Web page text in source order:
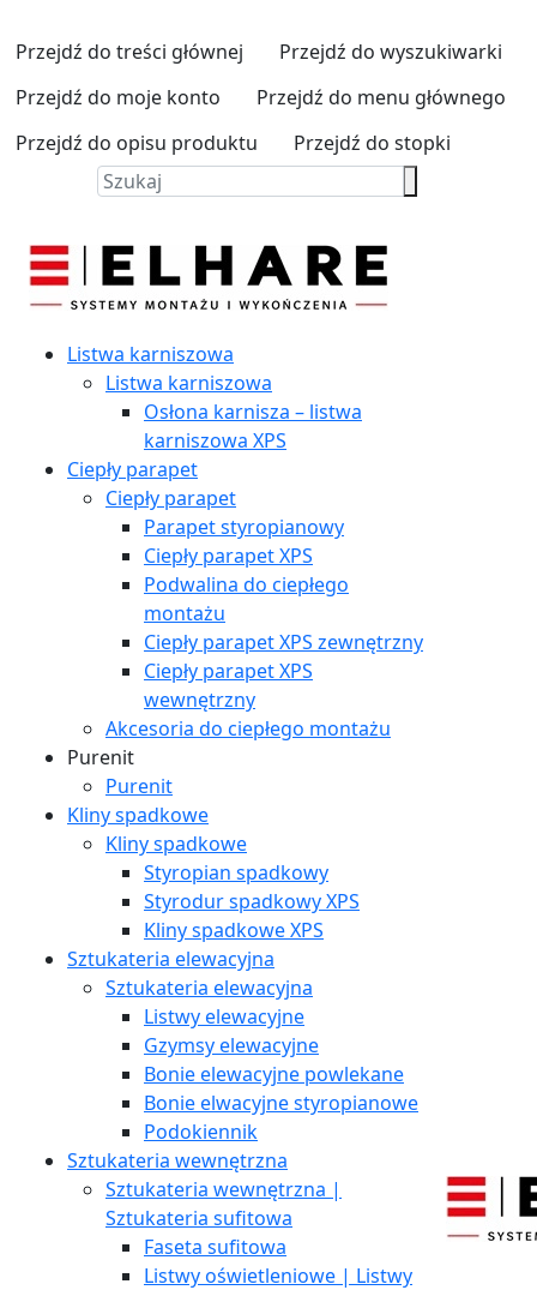
Przejdź do treści głównej
Przejdź do wyszukiwarki
Przejdź do moje konto
Przejdź do menu głównego
Przejdź do opisu produktu
Przejdź do stopki
Listwa karniszowa
Listwa karniszowa
Osłona karnisza – listwa
karniszowa XPS
Ciepły parapet
Ciepły parapet
Parapet styropianowy
Ciepły parapet XPS
Podwalina do ciepłego
montażu
Ciepły parapet XPS zewnętrzny
Ciepły parapet XPS
wewnętrzny
Akcesoria do ciepłego montażu
Purenit
Purenit
Kliny spadkowe
Kliny spadkowe
Styropian spadkowy
Styrodur spadkowy XPS
Kliny spadkowe XPS
Sztukateria elewacyjna
Sztukateria elewacyjna
Listwy elewacyjne
Gzymsy elewacyjne
Bonie elewacyjne powlekane
Bonie elwacyjne styropianowe
Podokiennik
Sztukateria wewnętrzna
Sztukateria wewnętrzna |
Sztukateria sufitowa
Faseta sufitowa
Listwy oświetleniowe | Listwy